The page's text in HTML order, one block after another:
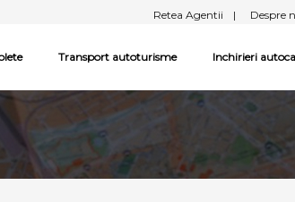
Retea Agentii | Despre
Transport autoturisme Inchirieri